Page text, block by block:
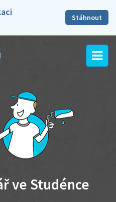
Stáhnout
ve Studénce